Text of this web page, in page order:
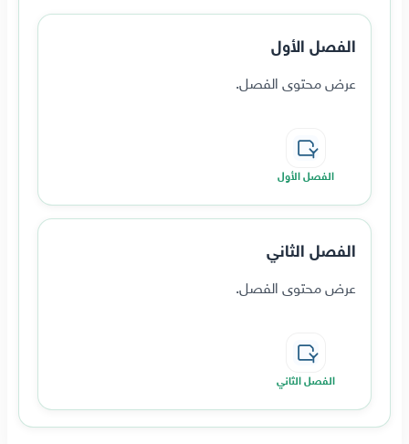
الفصل الأول
عرض محتوى الفصل.
الفصل الأول
الفصل الثاني
عرض محتوى الفصل.
الفصل الثاني